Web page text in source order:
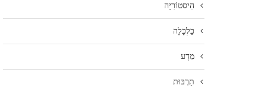
הִיסטוֹרִיָה
כַּלְכָּלָה
מַדָע
תַרְבּוּת